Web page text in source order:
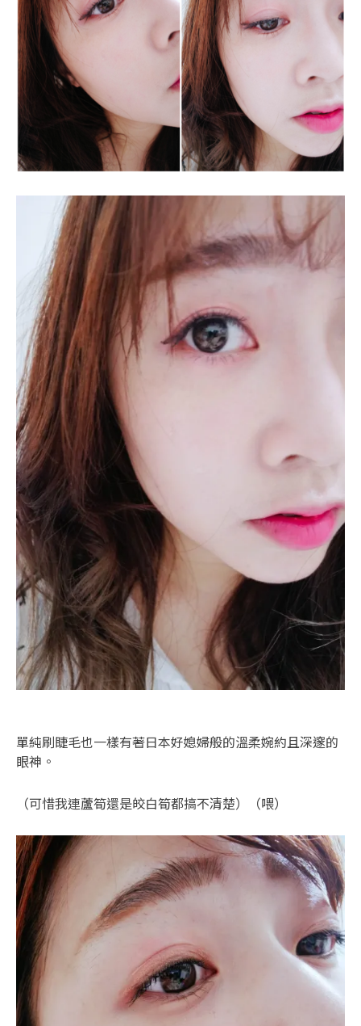
單純刷睫毛也一樣有著日本好媳婦般的溫柔婉約且深邃的
眼神。
（可惜我連蘆筍還是皎白筍都搞不清楚）（喂）